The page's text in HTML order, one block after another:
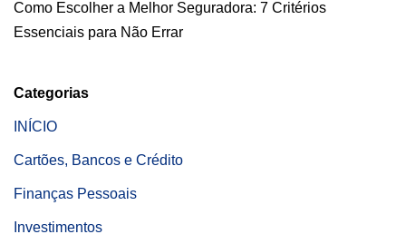
Como Escolher a Melhor Seguradora: 7 Critérios
Essenciais para Não Errar
Categorias
INÍCIO
Cartões, Bancos e Crédito
Finanças Pessoais
Investimentos